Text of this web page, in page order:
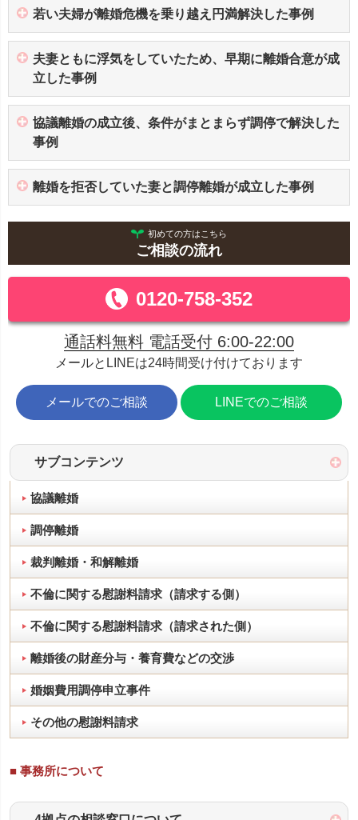
若い夫婦が離婚危機を乗り越え円満解決した事例
夫妻ともに浮気をしていたため、早期に離婚合意が成
立した事例
協議離婚の成立後、条件がまとまらず調停で解決した
事例
離婚を拒否していた妻と調停離婚が成立した事例
初めての方はこちら
ご相談の流れ
0120-758-352
通話料無料 電話受付 6:00-22:00
メールとLINEは24時間受け付けております
メールでのご相談 LINEでのご相談
サブコンテンツ
協議離婚
調停離婚
裁判離婚・和解離婚
不倫に関する慰謝料請求（請求する側）
不倫に関する慰謝料請求（請求された側）
離婚後の財産分与・養育費などの交渉
婚姻費用調停申立事件
その他の慰謝料請求
■ 事務所について